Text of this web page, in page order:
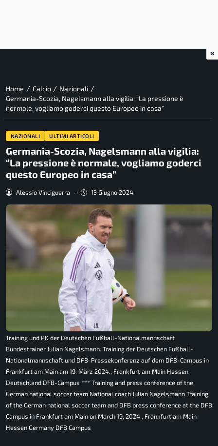
Home / Calcio / Nazionali /
Germania-Scozia, Nagelsmann alla vigilia: “La pressione è
normale, vogliamo goderci questo Europeo in casa”
NAZIONALI ULTIMI ARTICOLI
Germania-Scozia, Nagelsmann alla vigilia:
“La pressione è normale, vogliamo goderci
questo Europeo in casa”
Alessio Vinciguerra - 13 Giugno 2024
Training und PK der Deutschen Fußball-Nationalmannschaft
Bundestrainer Julian Nagelsmann. Training der Deutschen Fußball-
Nationalmannschaft und DFB-Pressekonferenz auf dem DFB-Campus in
Frankfurt am Main am 19. März 2024., Frankfurt am Main Hessen
Deutschland DFB-Campus *** Training and press conference of the
German national soccer team National coach Julian Nagelsmann Training
of the German national soccer team and DFB press conference at the DFB
Campus in Frankfurt am Main on March 19, 2024 , Frankfurt am Main
Hessen Germany DFB Campus
×